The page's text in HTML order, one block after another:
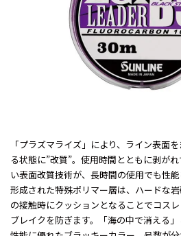
「プラズマライズ」により、ライン表面
る状態に”改質”。使用時間とともに剥が
い表面改質技術が、長時間の使用でも性
形成された特殊ポリマー層は、ハードな
の接触時にクッションとなることでコス
ブレイクを防ぎます。「海の中で消える